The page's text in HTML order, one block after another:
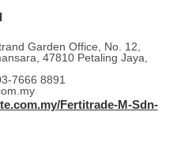
Garden Office, No. 12,
47810 Petaling Jaya,
7666 8891
Fertitrade-M-Sdn-